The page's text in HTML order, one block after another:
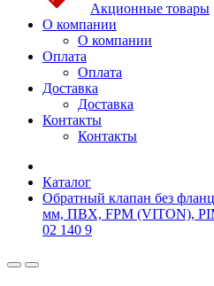
Акционные товары
О компании
О компании
Оплата
Оплата
Доставка
Доставка
Контакты
Контакты
Каталог
Обратный клапан без
мм, ПВХ, FPM (VITON),
02 140 9